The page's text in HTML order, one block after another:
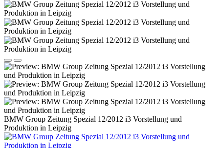
BMW Group Zeitung Spezial 12/2012 i3 Vorstellung und
Produktion in Leipzig